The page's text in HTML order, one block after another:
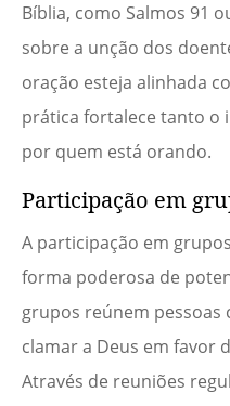
Bíblia, como Salmos 91
sobre a unção dos
oração esteja alinhada
prática fortalece tanto o
por quem está orando.
Participação em
A participação em
forma poderosa de
grupos reúnem
clamar a Deus em favor
Através de reuniões